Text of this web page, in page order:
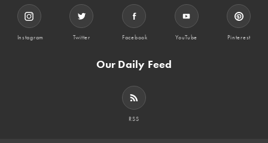
Instagram Twitter Facebook YouTube Pinterest
Our Daily Feed
RSS